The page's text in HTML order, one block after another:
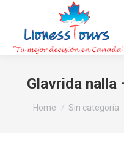
Glavrida nalla
You are here:
Home Sin categoría